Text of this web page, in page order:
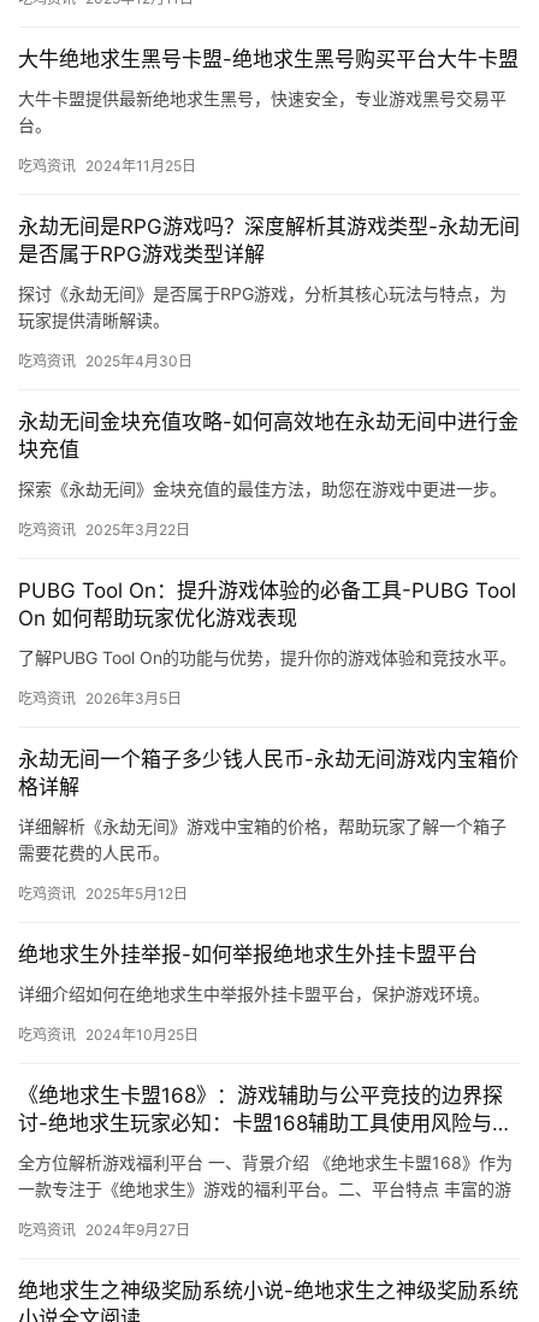
大牛绝地求生黑号卡盟-绝地求生黑号购买平台大牛卡盟
大牛卡盟提供最新绝地求生黑号，快速安全，专业游戏黑号交易平
台。
吃鸡资讯 2024年11月25日
永劫无间是RPG游戏吗？深度解析其游戏类型-永劫无间
是否属于RPG游戏类型详解
探讨《永劫无间》是否属于RPG游戏，分析其核心玩法与特点，为
玩家提供清晰解读。
吃鸡资讯 2025年4月30日
永劫无间金块充值攻略-如何高效地在永劫无间中进行金
块充值
探索《永劫无间》金块充值的最佳方法，助您在游戏中更进一步。
吃鸡资讯 2025年3月22日
PUBG Tool On：提升游戏体验的必备工具-PUBG Tool
On 如何帮助玩家优化游戏表现
了解PUBG Tool On的功能与优势，提升你的游戏体验和竞技水平。
吃鸡资讯 2026年3月5日
永劫无间一个箱子多少钱人民币-永劫无间游戏内宝箱价
格详解
详细解析《永劫无间》游戏中宝箱的价格，帮助玩家了解一个箱子
需要花费的人民币。
吃鸡资讯 2025年5月12日
绝地求生外挂举报-如何举报绝地求生外挂卡盟平台
详细介绍如何在绝地求生中举报外挂卡盟平台，保护游戏环境。
吃鸡资讯 2024年10月25日
《绝地求生卡盟168》：游戏辅助与公平竞技的边界探
讨-绝地求生玩家必知：卡盟168辅助工具使用风险与利
弊分析
全方位解析游戏福利平台 一、背景介绍 《绝地求生卡盟168》作为
一款专注于《绝地求生》游戏的福利平台。二、平台特点 丰富的游
吃鸡资讯 2024年9月27日
绝地求生之神级奖励系统小说-绝地求生之神级奖励系统